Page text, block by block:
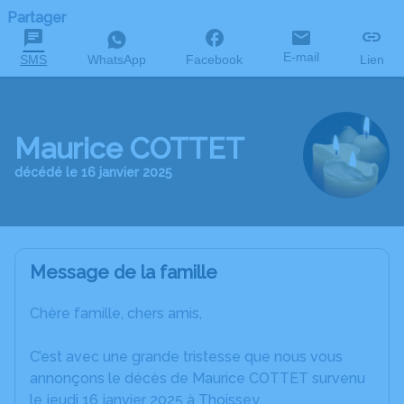
Partager
SMS WhatsApp Facebook E-mail Lien
Maurice COTTET
décédé le 16 janvier 2025
Message de la famille
Chère famille, chers amis,
C’est avec une grande tristesse que nous vous
annonçons le décès de Maurice COTTET survenu
le jeudi 16 janvier 2025 à Thoissey.